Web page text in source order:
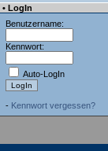
• LogIn
Benutzername:
Kennwort:
Auto-LogIn
- Kennwort vergessen?